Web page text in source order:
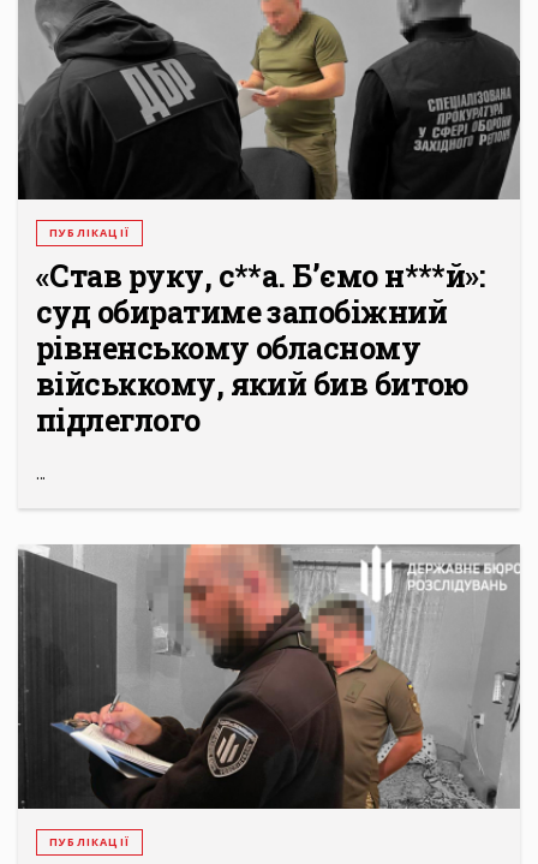
ПУБЛІКАЦІЇ
«Став руку, с**а. Б’ємо н***й»:
суд обиратиме запобіжний
рівненському обласному
військкому, який бив битою
підлеглого
...
ПУБЛІКАЦІЇ